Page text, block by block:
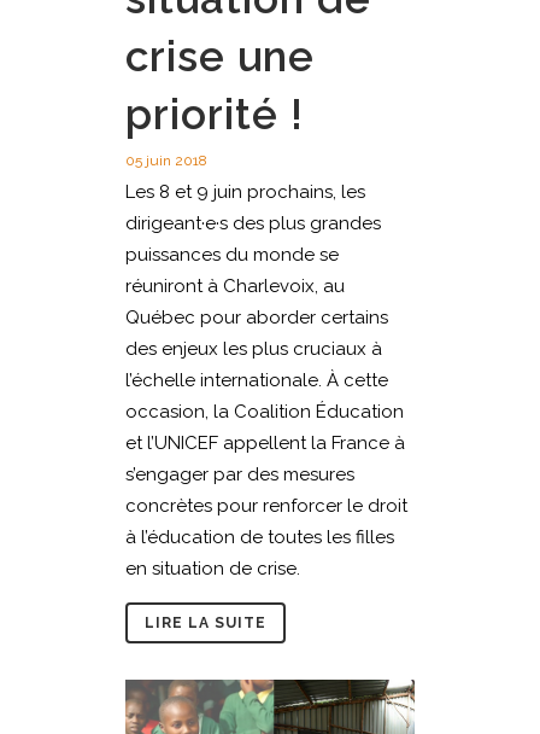
crise une
priorité !
05 juin 2018
Les 8 et 9 juin prochains, les
dirigeant·e·s des plus grandes
puissances du monde se
réuniront à Charlevoix, au
Québec pour aborder certains
des enjeux les plus cruciaux à
l’échelle internationale. À cette
occasion, la Coalition Éducation
et l’UNICEF appellent la France à
s’engager par des mesures
concrètes pour renforcer le droit
à l’éducation de toutes les filles
en situation de crise.
LIRE LA SUITE